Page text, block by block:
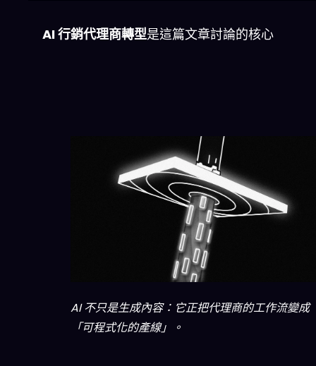
AI 行銷代理商轉型是這篇文章討論的核心
AI 不只是生成內容：它正把代理商的工作流變成
「可程式化的產線」。